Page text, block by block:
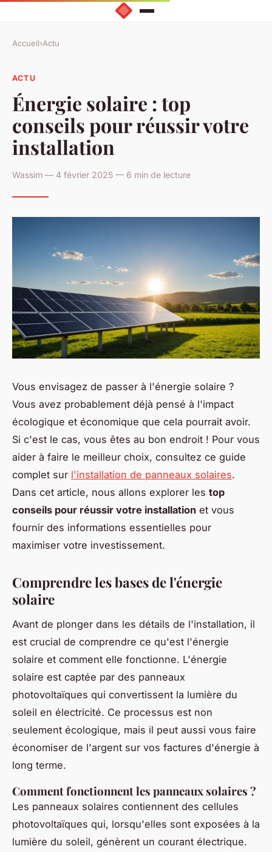
Accueil›Actu
ACTU
Énergie solaire : top
conseils pour réussir votre
installation
Wassim — 4 février 2025 — 6 min de lecture
Vous envisagez de passer à l'énergie solaire ?
Vous avez probablement déjà pensé à l'impact
écologique et économique que cela pourrait avoir.
Si c'est le cas, vous êtes au bon endroit ! Pour vous
aider à faire le meilleur choix, consultez ce guide
complet sur l'installation de panneaux solaires.
Dans cet article, nous allons explorer les top
conseils pour réussir votre installation et vous
fournir des informations essentielles pour
maximiser votre investissement.
Comprendre les bases de l'énergie
solaire
Avant de plonger dans les détails de l'installation, il
est crucial de comprendre ce qu'est l'énergie
solaire et comment elle fonctionne. L'énergie
solaire est captée par des panneaux
photovoltaïques qui convertissent la lumière du
soleil en électricité. Ce processus est non
seulement écologique, mais il peut aussi vous faire
économiser de l'argent sur vos factures d'énergie à
long terme.
Comment fonctionnent les panneaux solaires ?
Les panneaux solaires contiennent des cellules
photovoltaïques qui, lorsqu'elles sont exposées à la
lumière du soleil, génèrent un courant électrique.